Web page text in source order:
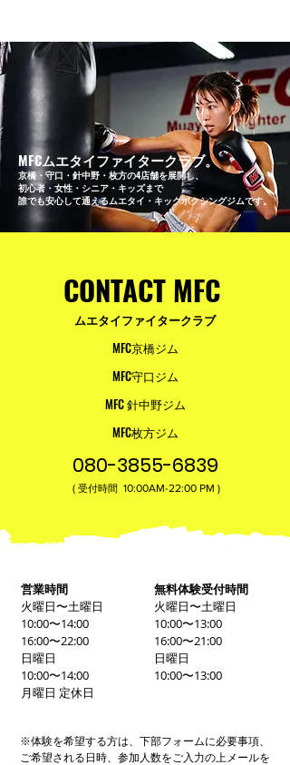
MFCムエタイファイタークラブ。
京橋・守口・針中野・枚方の4店舗を展開し、
初心者・女性・シニア・キッズまで
誰でも安心して通えるムエタイ・キックボクシングジムです。
CONTACT MFC
ムエタイファイタークラブ
MFC京橋ジム
MFC守口ジム
MFC 針中野ジム
MFC枚方ジム
080-3855-6839
( 受付時間 10:00AM-22:00​ PM )
営業時間
火曜日〜土曜日
10:00〜14:00
16:00〜22:00
日曜日
10:00〜14:00
月曜日 定休日
無料体験受付時間
火曜日〜土曜日
10:00〜13:00
16:00〜21:00
日曜日
10:00〜13:00
※体験を希望する方は、下部フォームに必要事項、
ご希望される日時、参加人数をご入力の上メールを